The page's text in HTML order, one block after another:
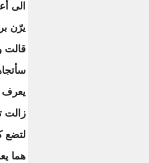
الى
يرّن
قالت
يعرف
زالت
لتضع
هما